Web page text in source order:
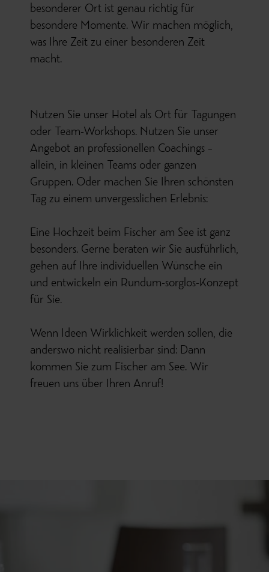
besonderer Ort ist genau richtig für
besondere Momente. Wir machen möglich,
was Ihre Zeit zu einer besonderen Zeit
macht.
Nutzen Sie unser Hotel als Ort für Tagungen
oder Team-Workshops. Nutzen Sie unser
Angebot an professionellen Coachings –
allein, in kleinen Teams oder ganzen
Gruppen. Oder machen Sie Ihren schönsten
Tag zu einem unvergesslichen Erlebnis:
Eine Hochzeit beim Fischer am See ist ganz
besonders. Gerne beraten wir Sie ausführlich,
gehen auf Ihre individuellen Wünsche ein
und entwickeln ein Rundum-sorglos-Konzept
für Sie.
Wenn Ideen Wirklichkeit werden sollen, die
anderswo nicht realisierbar sind: Dann
kommen Sie zum Fischer am See. Wir
freuen uns über Ihren Anruf!